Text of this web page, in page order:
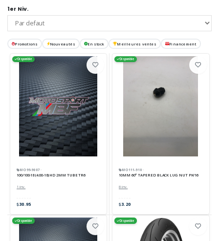
1er Niv.
Promotions Nouveautés En stock Meilleures ventes Financement
Disponible
MO99-9007 ·
100/100-18 (4.00-18) HD 2MM TUBE TR6
1 inv.
30.95
Disponible
MO111-910 ·
10MM 60° TAPERED BLACK LUG NUT PK/16
8 inv.
3.20
Disponible Disponible